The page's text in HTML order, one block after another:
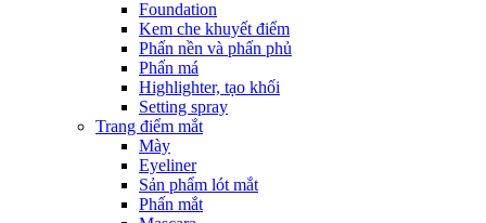
Foundation
Kem che khuyết điểm
Phấn nền và phấn phủ
Phấn má
Highlighter, tạo khối
Setting spray
Trang điểm mắt
Mày
Eyeliner
Sản phẩm lót mắt
Phấn mắt